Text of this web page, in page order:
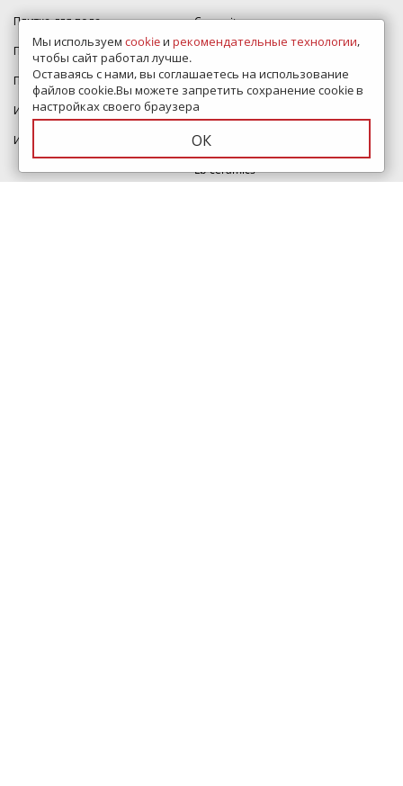
Плитка для пола
Плитка для кухни
Плитка для стен
Итальянская плитка
Индийская плитка
Cersanit
AltaCera
Alma Ceramica
Estima
Atlas Concorde
Lb-ceramics
Мы используем cookieи рекомендательные технологии,
чтобы сайт работал лучше.
Оставаясь с нами, вы соглашаетесь на использование
файлов cookie.Вы можете запретить сохранение cookie в
настройках своего браузера
ОК